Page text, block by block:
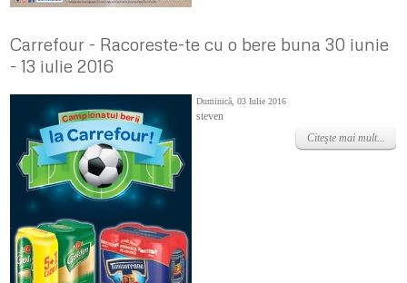
Carrefour - Racoreste-te cu o bere buna 30 iunie
- 13 iulie 2016
Duminică, 03 Iulie 2016
steven
Citeşte mai mult...